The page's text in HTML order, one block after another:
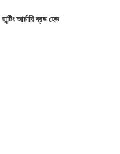
হান্টিং আর্চারি ব্রড হেড